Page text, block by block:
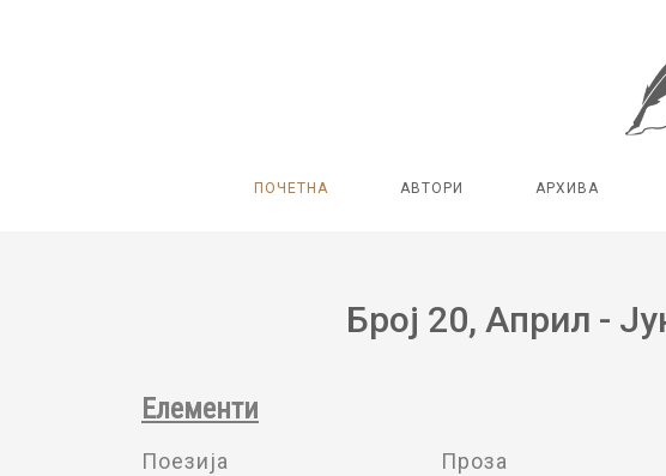
ПОЧЕТНА АВТОРИ АРХИВА
Број 20, Април -
Елементи
Поезија Проза